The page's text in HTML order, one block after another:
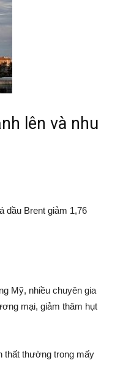
lên và nhu
dầu Brent giảm 1,76
Mỹ, nhiều chuyên gia
mại, giảm thâm hụt
thất thường trong mấy